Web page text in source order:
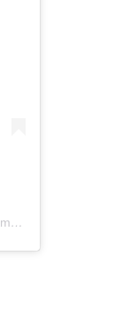
Henkilön Pyhämaan Ns näyttämö (@pyhamaansuviteatteri) jakama julkaisu